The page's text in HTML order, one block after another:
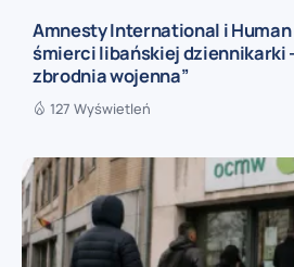
Amnesty International i
śmierci libańskiej dziennikarki
zbrodnia wojenna”
127 Wyświetleń